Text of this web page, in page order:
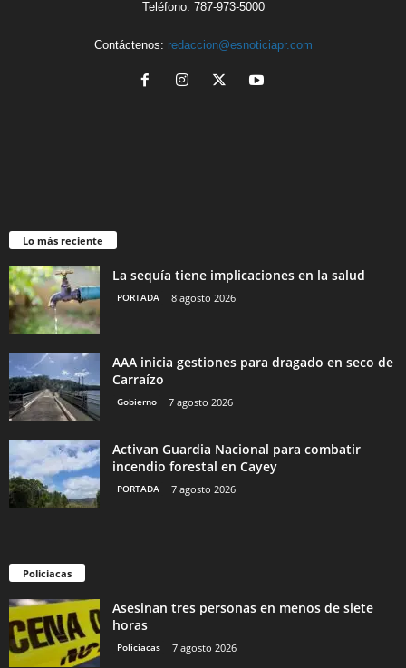
Teléfono: 787-973-5000
Contáctenos: redaccion@esnoticiapr.com
Lo más reciente
La sequía tiene implicaciones en la salud
PORTADA 8 agosto 2026
AAA inicia gestiones para dragado en seco de
Carraízo
Gobierno 7 agosto 2026
Activan Guardia Nacional para combatir
incendio forestal en Cayey
PORTADA 7 agosto 2026
Policiacas
Asesinan tres personas en menos de siete
horas
Policiacas 7 agosto 2026